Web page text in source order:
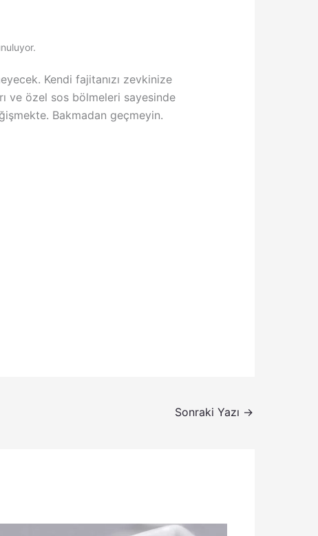
Kendi fajitanızı zevkinize
ve özel sos bölmeleri sayesinde
Bakmadan geçmeyin.
Sonraki Yazı →